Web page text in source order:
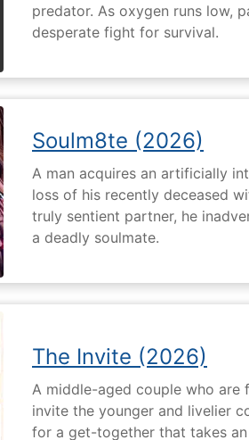
predator. As oxygen runs low,
desperate fight for survival.
Soulm8te (2026)
A man acquires an artificially
loss of his recently deceased
truly sentient partner, he
a deadly soulmate.
The Invite (2026)
A middle-aged couple who are
invite the younger and livelier
for a get-together that takes